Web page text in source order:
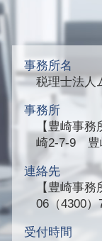
事務所名
税理士法人
事務所
【豊崎事務
崎2-7-9 豊
連絡先
【豊崎事務
06（4300）
受付時間